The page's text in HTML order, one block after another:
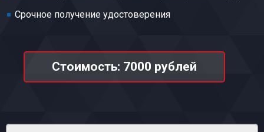
Срочное получение удостоверения
Стоимость: 7000 рублей